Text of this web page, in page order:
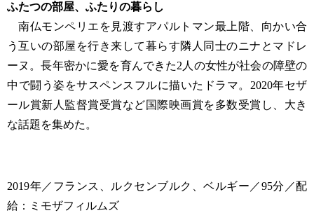
ふたつの部屋、ふたりの暮らし
南仏モンペリエを見渡すアパルトマン最上階、向かい合
う互いの部屋を行き来して暮らす隣人同士のニナとマドレ
ーヌ。長年密かに愛を育んできた2人の女性が社会の障壁の
中で闘う姿をサスペンスフルに描いたドラマ。2020年セザ
ール賞新人監督賞受賞など国際映画賞を多数受賞し、大き
な話題を集めた。
2019年／フランス、ルクセンブルク、ベルギー／95分／配
給：ミモザフィルムズ